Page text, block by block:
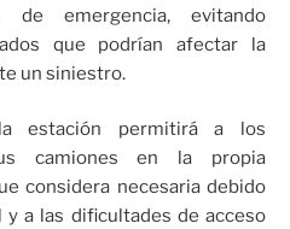
emergencia, evitando
que podrían afectar la
un siniestro.
estación permitirá a los
camiones en la propia
considera necesaria debido
a las dificultades de acceso